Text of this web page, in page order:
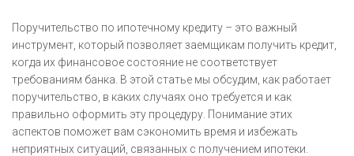
Поручительство по ипотечному кредиту – это важный
инструмент, который позволяет заемщикам получить кредит,
когда их финансовое состояние не соответствует
требованиям банка. В этой статье мы обсудим, как работает
поручительство, в каких случаях оно требуется и как
правильно оформить эту процедуру. Понимание этих
аспектов поможет вам сэкономить время и избежать
неприятных ситуаций, связанных с получением ипотеки.